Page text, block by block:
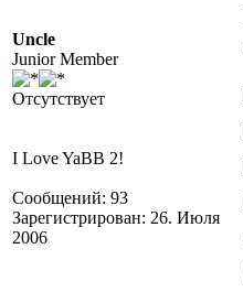
Uncle
Junior Member
Отсутствует
I Love YaBB 2!
Сообщений: 93
Зарегистрирован: 26. Июля
2006